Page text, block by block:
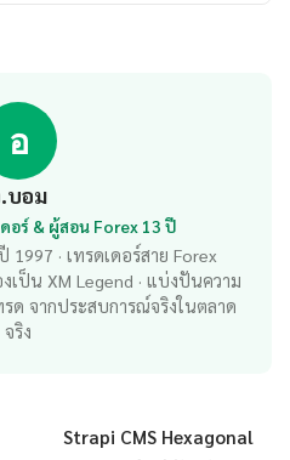
อ
บอม
ดอร์ & ผู้สอน Forex 13 ปี
· เทรดเดอร์สาย Forex
เป็น XM Legend · แบ่งปันความ
ด จากประสบการณ์จริงในตลาด
จริง
Strapi CMS Hexagonal